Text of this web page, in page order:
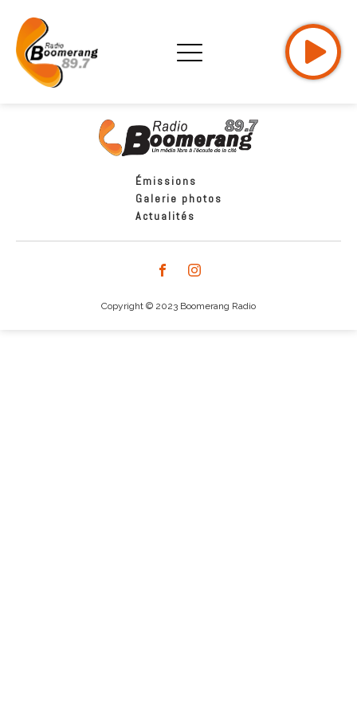
Émissions
Galerie photos
Actualités
Copyright © 2023 Boomerang Radio